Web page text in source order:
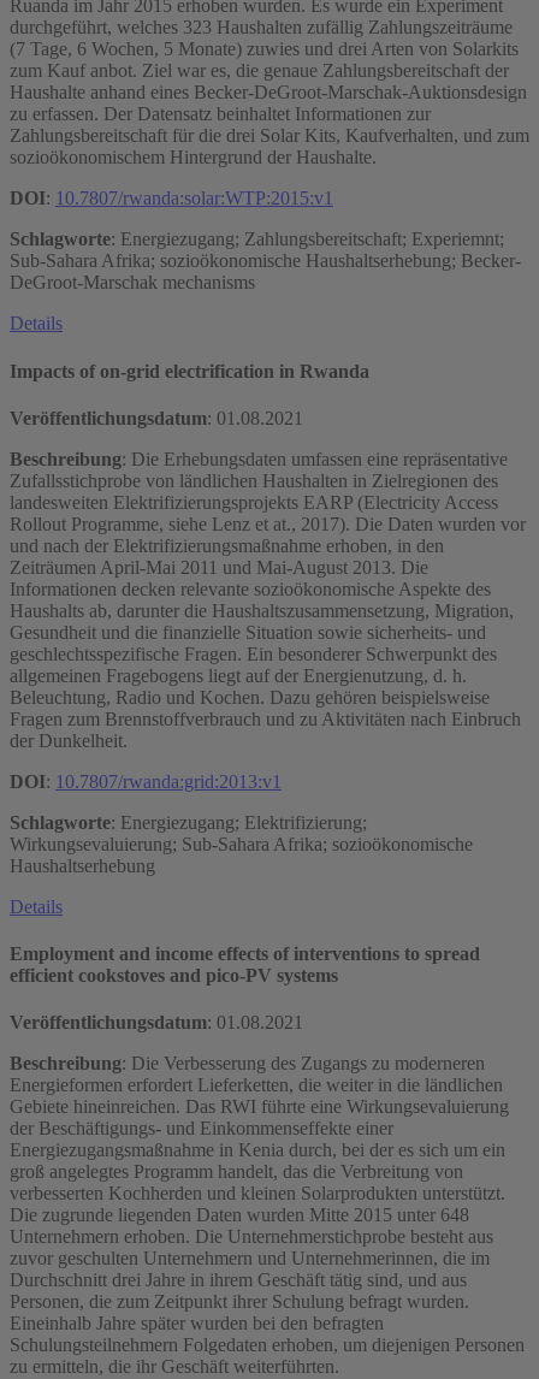
Ruanda im Jahr 2015 erhoben wurden. Es wurde ein Experiment
durchgeführt, welches 323 Haushalten zufällig Zahlungszeiträume
(7 Tage, 6 Wochen, 5 Monate) zuwies und drei Arten von Solarkits
zum Kauf anbot. Ziel war es, die genaue Zahlungsbereitschaft der
Haushalte anhand eines Becker-DeGroot-Marschak-Auktionsdesign
zu erfassen. Der Datensatz beinhaltet Informationen zur
Zahlungsbereitschaft für die drei Solar Kits, Kaufverhalten, und zum
sozioökonomischem Hintergrund der Haushalte.
DOI: 10.7807/rwanda:solar:WTP:2015:v1
Schlagworte: Energiezugang; Zahlungsbereitschaft; Experiemnt;
Sub-Sahara Afrika; sozioökonomische Haushaltserhebung; Becker-
DeGroot-Marschak mechanisms
Details
Impacts of on-grid electrification in Rwanda
Veröffentlichungsdatum: 01.08.2021
Beschreibung: Die Erhebungsdaten umfassen eine repräsentative
Zufallsstichprobe von ländlichen Haushalten in Zielregionen des
landesweiten Elektrifizierungsprojekts EARP (Electricity Access
Rollout Programme, siehe Lenz et at., 2017). Die Daten wurden vor
und nach der Elektrifizierungsmaßnahme erhoben, in den
Zeiträumen April-Mai 2011 und Mai-August 2013. Die
Informationen decken relevante sozioökonomische Aspekte des
Haushalts ab, darunter die Haushaltszusammensetzung, Migration,
Gesundheit und die finanzielle Situation sowie sicherheits- und
geschlechtsspezifische Fragen. Ein besonderer Schwerpunkt des
allgemeinen Fragebogens liegt auf der Energienutzung, d. h.
Beleuchtung, Radio und Kochen. Dazu gehören beispielsweise
Fragen zum Brennstoffverbrauch und zu Aktivitäten nach Einbruch
der Dunkelheit.
DOI: 10.7807/rwanda:grid:2013:v1
Schlagworte: Energiezugang; Elektrifizierung;
Wirkungsevaluierung; Sub-Sahara Afrika; sozioökonomische
Haushaltserhebung
Details
Employment and income effects of interventions to spread
efficient cookstoves and pico-PV systems
Veröffentlichungsdatum: 01.08.2021
Beschreibung: Die Verbesserung des Zugangs zu moderneren
Energieformen erfordert Lieferketten, die weiter in die ländlichen
Gebiete hineinreichen. Das RWI führte eine Wirkungsevaluierung
der Beschäftigungs- und Einkommenseffekte einer
Energiezugangsmaßnahme in Kenia durch, bei der es sich um ein
groß angelegtes Programm handelt, das die Verbreitung von
verbesserten Kochherden und kleinen Solarprodukten unterstützt.
Die zugrunde liegenden Daten wurden Mitte 2015 unter 648
Unternehmern erhoben. Die Unternehmerstichprobe besteht aus
zuvor geschulten Unternehmern und Unternehmerinnen, die im
Durchschnitt drei Jahre in ihrem Geschäft tätig sind, und aus
Personen, die zum Zeitpunkt ihrer Schulung befragt wurden.
Eineinhalb Jahre später wurden bei den befragten
Schulungsteilnehmern Folgedaten erhoben, um diejenigen Personen
zu ermitteln, die ihr Geschäft weiterführten.